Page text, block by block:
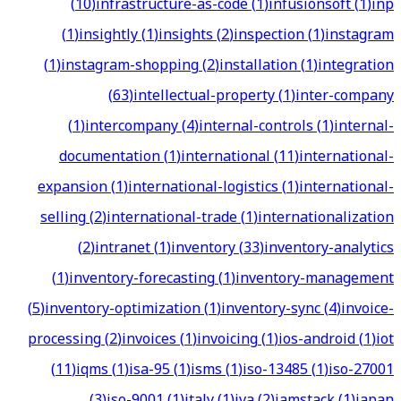
(1)insightly(1)insights(2)inspection(1)instagram
(1)instagram-shopping(2)installation(1)integration
(63)intellectual-property(1)inter-company
(1)intercompany(4)internal-controls(1)internal-
documentation(1)international(11)international-
expansion(1)international-logistics(1)international-
selling(2)international-trade(1)internationalization
(2)intranet(1)inventory(33)inventory-analytics
(1)inventory-forecasting(1)inventory-management
(5)inventory-optimization(1)inventory-sync(4)invoice-
processing(2)invoices(1)invoicing(1)ios-android(1)iot
(11)iqms(1)isa-95(1)isms(1)iso-13485(1)iso-27001